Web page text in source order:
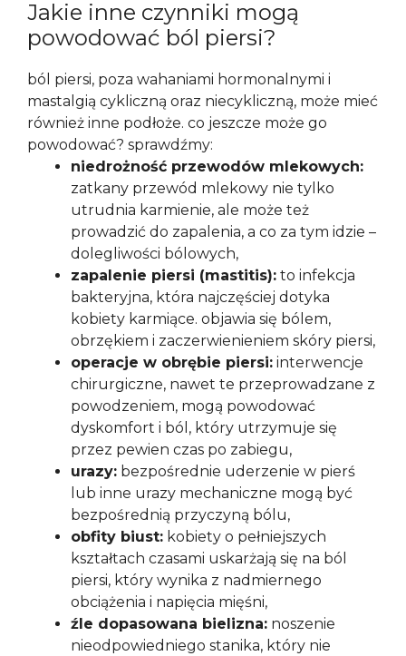
Jakie inne czynniki mogą
powodować ból piersi?
ból piersi, poza wahaniami hormonalnymi i
mastalgią cykliczną oraz niecykliczną, może mieć
również inne podłoże. co jeszcze może go
powodować? sprawdźmy:
niedrożność przewodów mlekowych:
zatkany przewód mlekowy nie tylko
utrudnia karmienie, ale może też
prowadzić do zapalenia, a co za tym idzie –
dolegliwości bólowych,
zapalenie piersi (mastitis): to infekcja
bakteryjna, która najczęściej dotyka
kobiety karmiące. objawia się bólem,
obrzękiem i zaczerwienieniem skóry piersi,
operacje w obrębie piersi: interwencje
chirurgiczne, nawet te przeprowadzane z
powodzeniem, mogą powodować
dyskomfort i ból, który utrzymuje się
przez pewien czas po zabiegu,
urazy: bezpośrednie uderzenie w pierś
lub inne urazy mechaniczne mogą być
bezpośrednią przyczyną bólu,
obfity biust: kobiety o pełniejszych
kształtach czasami uskarżają się na ból
piersi, który wynika z nadmiernego
obciążenia i napięcia mięśni,
źle dopasowana bielizna: noszenie
nieodpowiedniego stanika, który nie